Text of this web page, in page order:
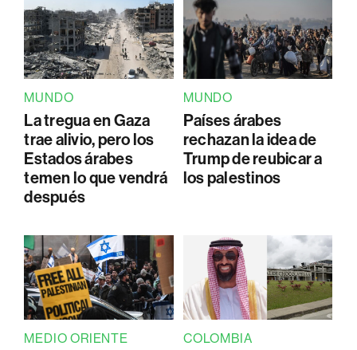
MUNDO
La tregua en Gaza
trae alivio, pero los
Estados árabes
temen lo que vendrá
después
MUNDO
Países árabes
rechazan la idea de
Trump de reubicar a
los palestinos
MEDIO ORIENTE COLOMBIA